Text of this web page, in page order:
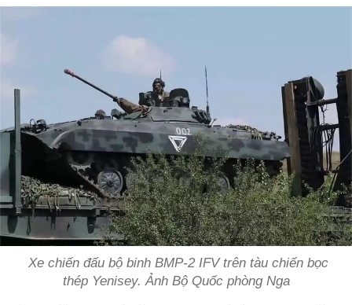
Xe chiến đấu bộ binh BMP-2 IFV trên tàu chiến bọc
thép Yenisey. Ảnh Bộ Quốc phòng Nga